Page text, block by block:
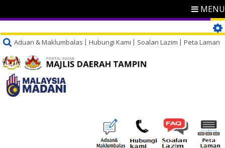
MENU
Aduan & Maklumbalas Hubungi Kami Soalan Lazim Peta Laman